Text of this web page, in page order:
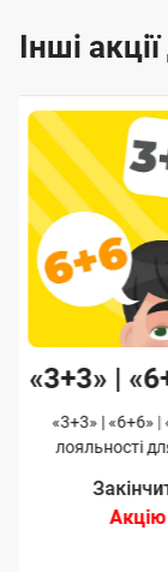
Інші
«3+3» |
«3+3» | «6+6»
лояльності